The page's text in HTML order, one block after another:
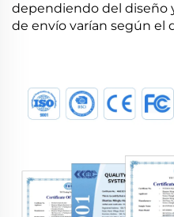
dependiendo del diseño
de envío varían según el